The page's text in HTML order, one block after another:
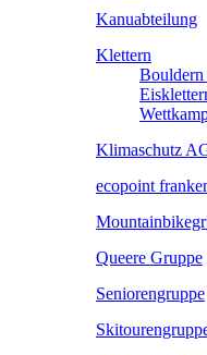
Kanuabteilung
Klettern
Klimaschutz
ecopoint
Queere Gruppe
Seniorengruppe